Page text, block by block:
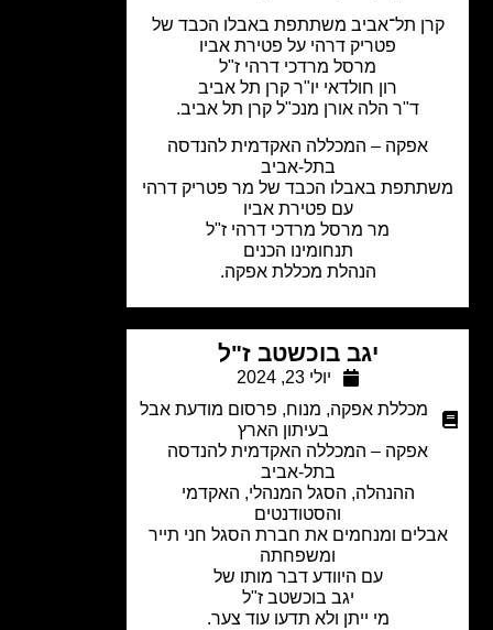
תל־אביב משתתפת באבלו הכבד של
פטריק דרהי על פטירת אביו
מרסל מרדכי דרהי ז"ל
רון חולדאי יו"רקרן תל אביב
ד"ר הלה אורן מנכ"ל קרן תל אביב.
אפקה – המכללה האקדמית להנדסה
בתל-אביב
באבלו הכבד של מר פטריק דרהי
עם פטירת אביו
מר מרסל מרדכי דרהי ז"ל
תנחומינו הכנים
הנהלת מכללת אפקה.
יגב בוכשטב ז"ל
מכללת אפקה,מנוח,פרסום מודעת אבל
בעיתון הארץ
אפקה – המכללה האקדמית להנדסה
בתל-אביב
ההנהלה, הסגל המנהלי, האקדמי
והסטודנטים
ומנחמים את חברת הסגל חני תייר
ומשפחתה
עם היוודע דבר מותו של
יגב בוכשטב ז"ל
מי ייתן ולא תדעו עוד צער.